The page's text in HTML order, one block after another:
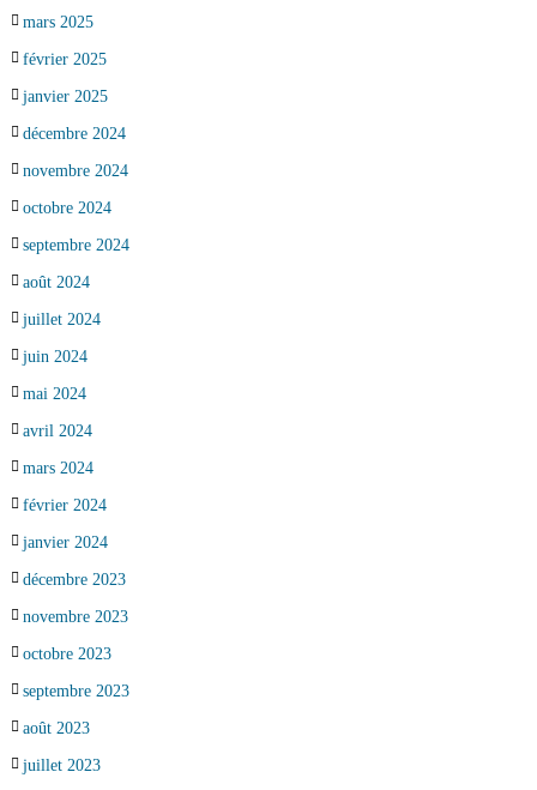
mars 2025
février 2025
janvier 2025
décembre 2024
novembre 2024
octobre 2024
septembre 2024
août 2024
juillet 2024
juin 2024
mai 2024
avril 2024
mars 2024
février 2024
janvier 2024
décembre 2023
novembre 2023
octobre 2023
septembre 2023
août 2023
juillet 2023